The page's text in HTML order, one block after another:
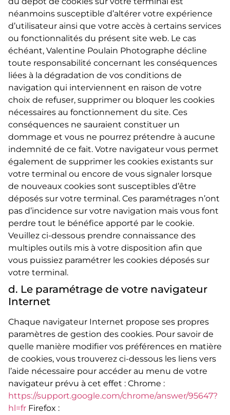
néanmoins susceptible d’altérer votre expérience
d’utilisateur ainsi que votre accès à certains services
ou fonctionnalités du présent site web. Le cas
échéant, Valentine Poulain Photographe décline
toute responsabilité concernant les conséquences
liées à la dégradation de vos conditions de
navigation qui interviennent en raison de votre
choix de refuser, supprimer ou bloquer les cookies
nécessaires au fonctionnement du site. Ces
conséquences ne sauraient constituer un
dommage et vous ne pourrez prétendre à aucune
indemnité de ce fait. Votre navigateur vous permet
également de supprimer les cookies existants sur
votre terminal ou encore de vous signaler lorsque
de nouveaux cookies sont susceptibles d’être
déposés sur votre terminal. Ces paramétrages n’ont
pas d’incidence sur votre navigation mais vous font
perdre tout le bénéfice apporté par le cookie.
Veuillez ci-dessous prendre connaissance des
multiples outils mis à votre disposition afin que
vous puissiez paramétrer les cookies déposés sur
votre terminal.
d. Le paramétrage de votre navigateur
Internet
Chaque navigateur Internet propose ses propres
paramètres de gestion des cookies. Pour savoir de
quelle manière modifier vos préférences en matière
de cookies, vous trouverez ci-dessous les liens vers
l’aide nécessaire pour accéder au menu de votre
navigateur prévu à cet effet : Chrome :
https://support.google.com/chrome/answer/95647?
hl=fr Firefox :